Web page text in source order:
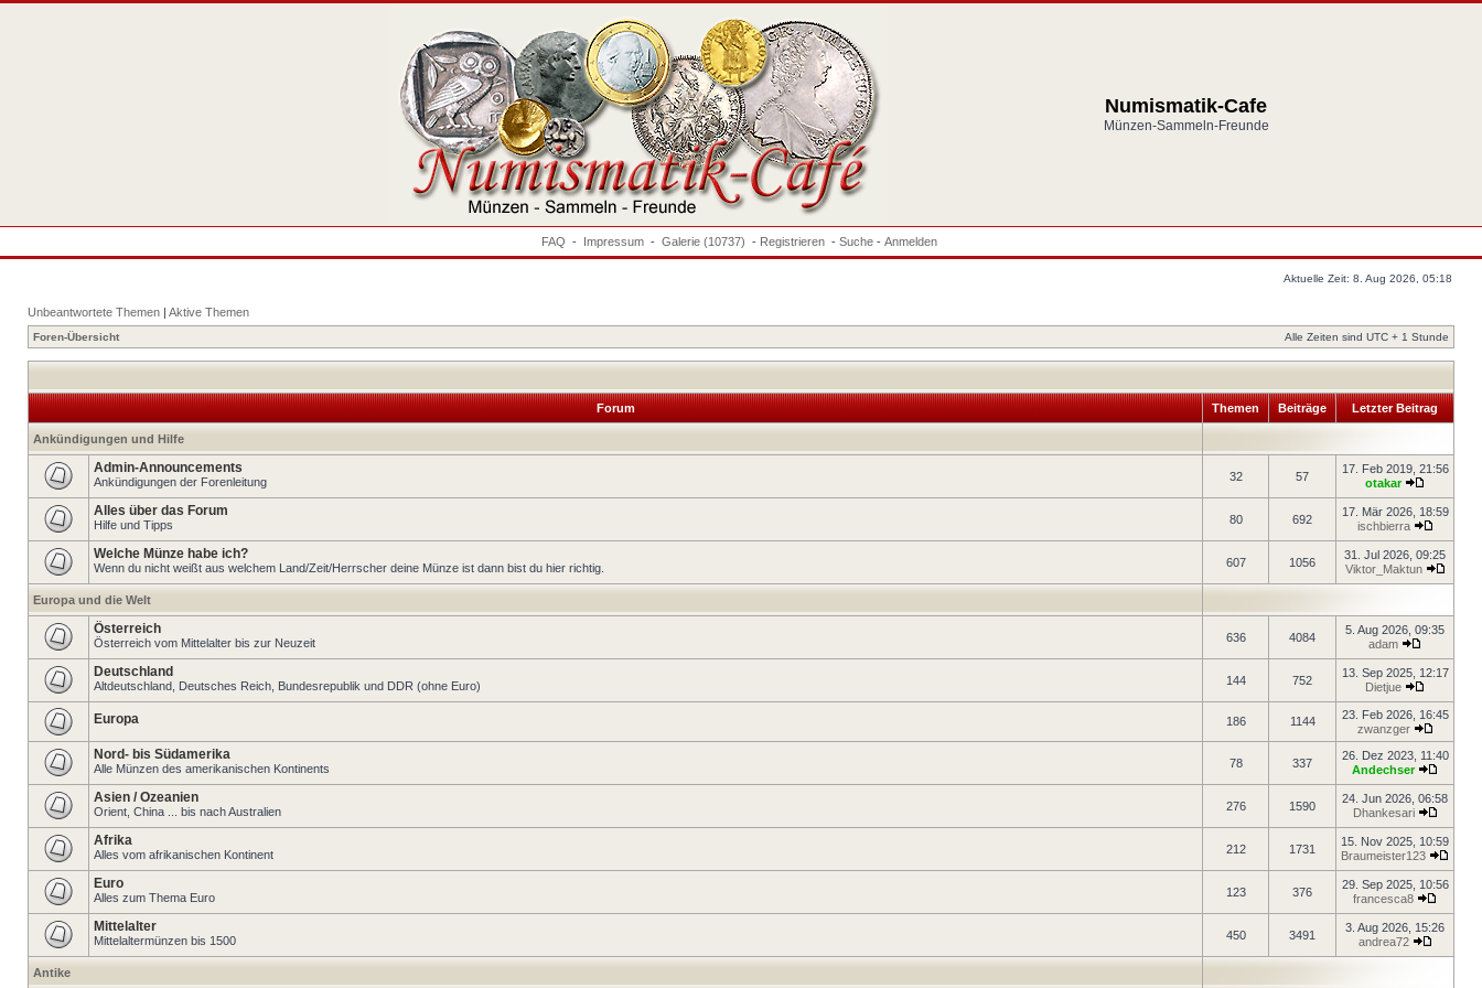
Numismatik-Cafe
Münzen-Sammeln-Freunde
FAQ - Impressum - Galerie (10737) - Registrieren - Suche - Anmelden
Aktuelle Zeit: 8. Aug 2026, 05:18
Unbeantwortete Themen | Aktive Themen
Foren-Übersicht Alle Zeiten sind UTC + 1 Stunde
Forum Themen Beiträge Letzter Beitrag
Ankündigungen und Hilfe
Admin-Announcements
Ankündigungen der Forenleitung 32 57
17. Feb 2019, 21:56
otakar
Alles über das Forum
Hilfe und Tipps 80 692
17. Mär 2026, 18:59
ischbierra
Welche Münze habe ich?
Wenn du nicht weißt aus welchem Land/Zeit/Herrscher deine Münze ist dann bist du hier richtig. 607 1056
31. Jul 2026, 09:25
Viktor_Maktun
Europa und die Welt
Österreich
Österreich vom Mittelalter bis zur Neuzeit 636 4084
5. Aug 2026, 09:35
adam
Deutschland
Altdeutschland, Deutsches Reich, Bundesrepublik und DDR (ohne Euro) 144 752
13. Sep 2025, 12:17
Dietjue
Europa 186 1144
23. Feb 2026, 16:45
zwanzger
Nord- bis Südamerika
Alle Münzen des amerikanischen Kontinents 78 337
26. Dez 2023, 11:40
Andechser
Asien / Ozeanien
Orient, China ... bis nach Australien 276 1590
24. Jun 2026, 06:58
Dhankesari
Afrika
Alles vom afrikanischen Kontinent 212 1731
15. Nov 2025, 10:59
Braumeister123
Euro
Alles zum Thema Euro 123 376
29. Sep 2025, 10:56
francesca8
Mittelalter
Mittelaltermünzen bis 1500 450 3491
3. Aug 2026, 15:26
andrea72
Antike